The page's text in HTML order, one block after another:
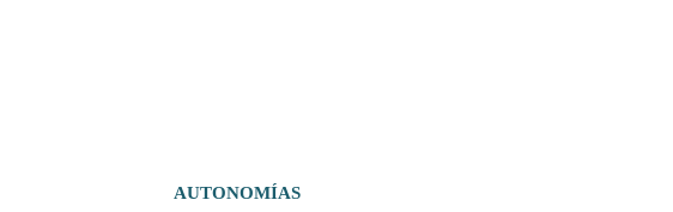
AUTONOMÍAS